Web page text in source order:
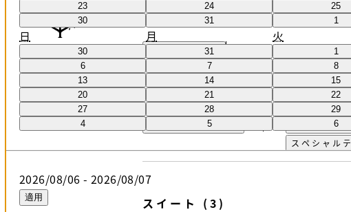
23
24 25
30
31 1
日 月 火
30 31 1
6
7 8
13
14 15
20
21 22
27
28 29
4
5 6
2026/08/06 - 2026/08/07
適用
(0
オファー 通貨を変更
すべてを表示 (11) スイート (3)
スペシャル
スイート (3)